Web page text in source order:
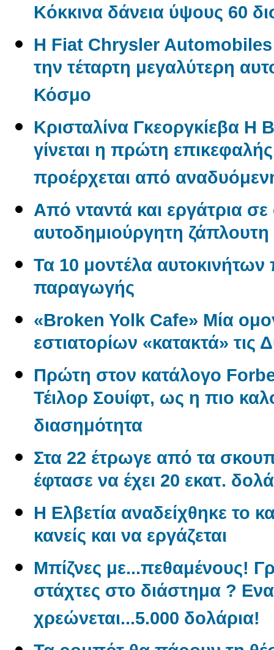
Kόκκινα δάνεια ύψους 60
Η Fiat Chrysler Automobiles
την τέταρτη μεγαλύτερη
Κόσμο
Κρισταλίνα Γκεοργκίεβα Η
γίνεται η πρώτη
προέρχεται από
Από νταντά και εργάτρια
αυτοδημιούργητη ζάπλουτη
Τα 10 μοντέλα
παραγωγής
«Broken Yolk Cafe» Μία
εστιατορίων «κατακτά» τις
Πρώτη στον κατάλογο
Τέιλορ Σουίφτ, ως η πιο
διασημότητα
Στα 22 έτρωγε από τα
έφτασε να έχει 20 εκατ.
Η Ελβετία αναδείχθηκε το
κανείς και να εργάζεται
Μπίζνες με...πεθαμένους!
στάχτες στο διάστημα ?
χρεώνεται...5.000 δολάρια!